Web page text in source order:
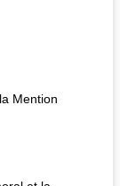
Mention